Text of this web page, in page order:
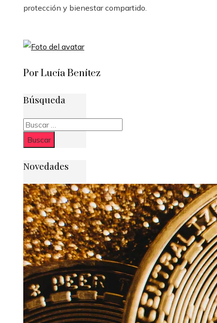
protección y bienestar compartido.
Por Lucía Benítez
Búsqueda
Buscar:
Novedades